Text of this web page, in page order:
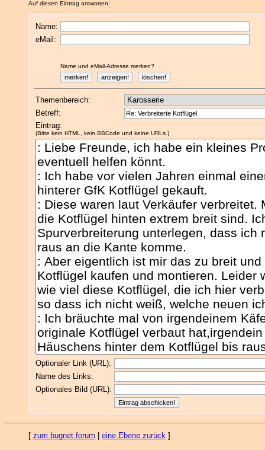
Auf diesen Eintrag antworten:
Name:
eMail:
Name und eMail-Adresse merken?
Themenbereich:
Betreff:
Eintrag:
(Bitte kein HTML, kein BBCode und keine URLs.)
Optionaler Link (URL):
Name des Links:
Optionales Bild (URL):
[ zum bugnet.forum eine Ebene zurück ]